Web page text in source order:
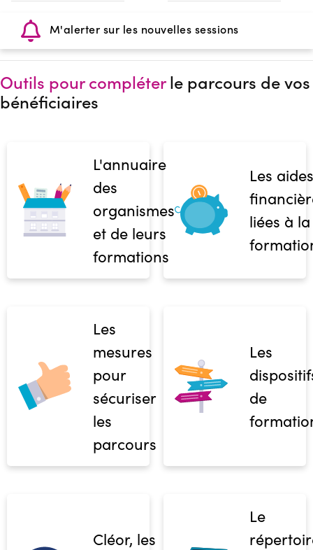
M'alerter sur les nouvelles sessions
Outils pour compléterle parcours de vos
bénéficiaires
L'annuaire
des
organismes
et de leurs
formations
Les aides
liées à la
Les
mesures
pour
sécuriser
les
parcours
Les
de
Cléor, les
Le